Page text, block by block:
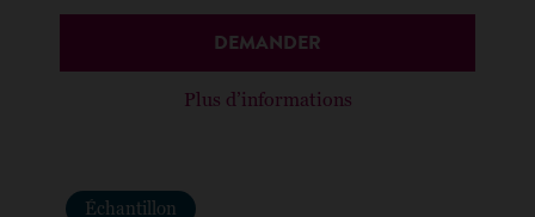
DEMANDER
Plus d’informations
Échantillon